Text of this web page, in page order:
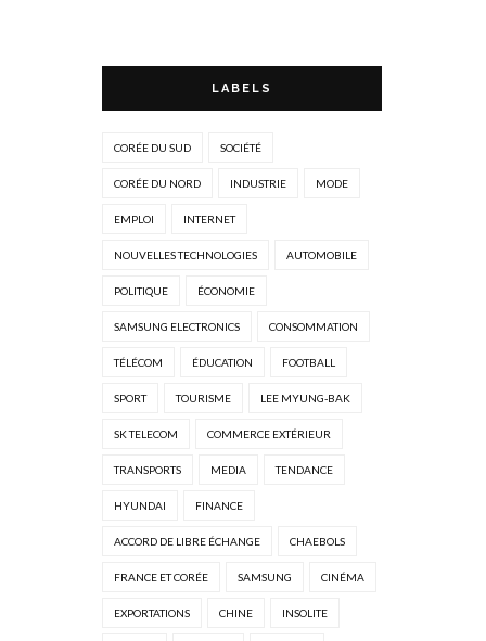
LABELS
CORÉE DU SUD SOCIÉTÉ
CORÉE DU NORD INDUSTRIE MODE
EMPLOI INTERNET
NOUVELLES TECHNOLOGIES AUTOMOBILE
POLITIQUE ÉCONOMIE
SAMSUNG ELECTRONICS CONSOMMATION
TÉLÉCOM ÉDUCATION FOOTBALL
SPORT TOURISME LEE MYUNG-BAK
SK TELECOM COMMERCE EXTÉRIEUR
TRANSPORTS MEDIA TENDANCE
HYUNDAI FINANCE
ACCORD DE LIBRE ÉCHANGE CHAEBOLS
FRANCE ET CORÉE SAMSUNG CINÉMA
EXPORTATIONS CHINE INSOLITE